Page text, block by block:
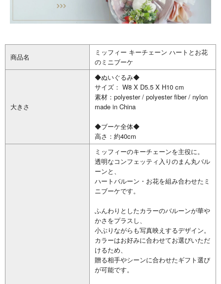
商品名
ミッフィー キーチェーン ハートとお花
のミニブーケ
大きさ
◆ぬいぐるみ◆
サイズ： W8 X D5.5 X H10 cm
素材：polyester / polyester fiber / nylon
made in China
◆ブーケ全体◆
高さ：約40cm
ミッフィーのキーチェーンを主役に。
透明なコンフェッティ入りのまん丸バル
ーンと、
ハートバルーン・お花を組み合わせたミ
ニブーケです。
ふんわりとしたカラーのバルーンが華や
かさをプラスし、
小ぶりながらも写真映えするデザイン。
カラーはお好みに合わせてお選びいただ
けるため、
贈る相手やシーンに合わせたギフト選び
が可能です。